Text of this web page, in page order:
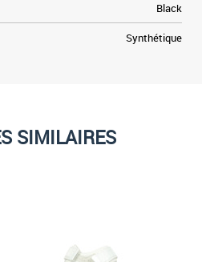
Black
Synthétique
SIMILAIRES